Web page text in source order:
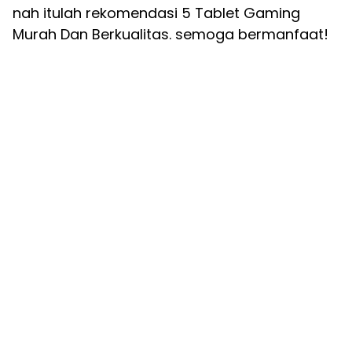
nah itulah rekomendasi 5 Tablet Gaming
Murah Dan Berkualitas. semoga bermanfaat!